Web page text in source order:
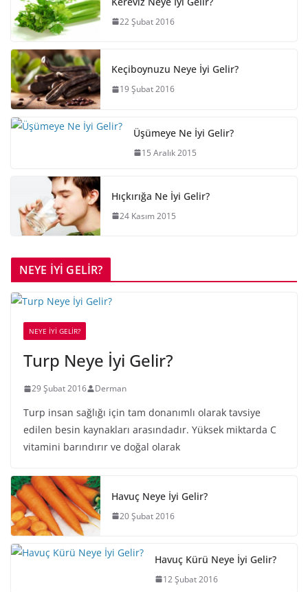
22 Şubat 2016
Keçiboynuzu Neye İyi Gelir?
19 Şubat 2016
Üşümeye Ne İyi Gelir?
15 Aralık 2015
Hıçkırığa Ne İyi Gelir?
24 Kasım 2015
NEYE İYİ GELİR?
NEYE İYİ GELİR?
Turp Neye İyi Gelir?
29 Şubat 2016 Derman
Turp insan sağlığı için tam donanımlı olarak tavsiye
edilen besin kaynakları arasındadır. Yüksek miktarda C
vitamini barındırır ve doğal olarak
Havuç Neye İyi Gelir?
20 Şubat 2016
Havuç Kürü Neye İyi Gelir?
12 Şubat 2016